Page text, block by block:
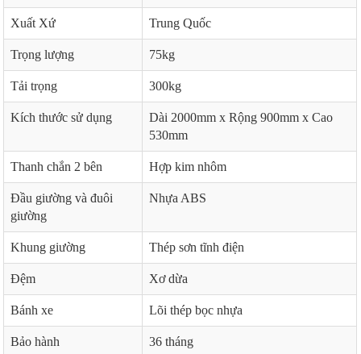
Xuất Xứ Trung Quốc
Trọng lượng 75kg
Tải trọng 300kg
Kích thước sử dụng
Dài 2000mm x Rộng 900mm x Cao
530mm
Thanh chắn 2 bên Hợp kim nhôm
Đầu giường và đuôi
giường
Nhựa ABS
Khung giường Thép sơn tĩnh điện
Đệm Xơ dừa
Bánh xe Lõi thép bọc nhựa
Bảo hành 36 tháng